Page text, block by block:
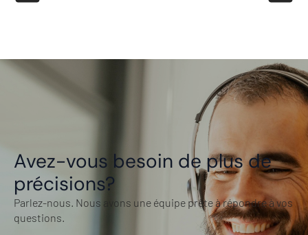
Avez-vous besoin de plus de
précisions?
Parlez-nous. Nous avons une équipe prête à répondre à vos
questions.